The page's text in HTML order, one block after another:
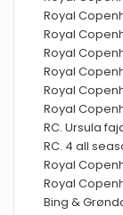
Royal
Royal
Royal
Royal
Royal
Royal
RC. Ursula
RC. 4 all
Royal
Royal
Bing &